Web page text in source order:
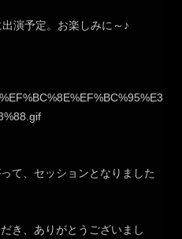
演予定。お楽しみに～♪
て、セッションとなりました
き、ありがとうございまし